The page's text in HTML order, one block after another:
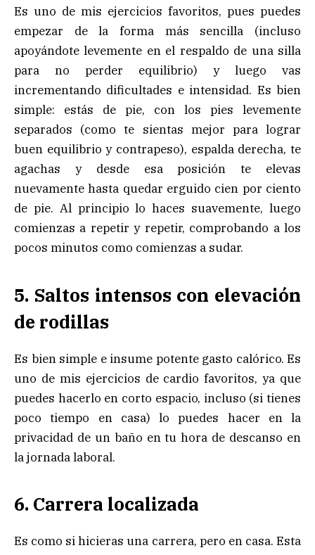
Es uno de mis ejercicios favoritos, pues puedes
empezar de la forma más sencilla (incluso
apoyándote levemente en el respaldo de una silla
para no perder equilibrio) y luego vas
incrementando dificultades e intensidad. Es bien
simple: estás de pie, con los pies levemente
separados (como te sientas mejor para lograr
buen equilibrio y contrapeso), espalda derecha, te
agachas y desde esa posición te elevas
nuevamente hasta quedar erguido cien por ciento
de pie. Al principio lo haces suavemente, luego
comienzas a repetir y repetir, comprobando a los
pocos minutos como comienzas a sudar.
5. Saltos intensos con elevación
de rodillas
Es bien simple e insume potente gasto calórico. Es
uno de mis ejercicios de cardio favoritos, ya que
puedes hacerlo en corto espacio, incluso (si tienes
poco tiempo en casa) lo puedes hacer en la
privacidad de un baño en tu hora de descanso en
la jornada laboral.
6. Carrera localizada
Es como si hicieras una carrera, pero en casa. Esta